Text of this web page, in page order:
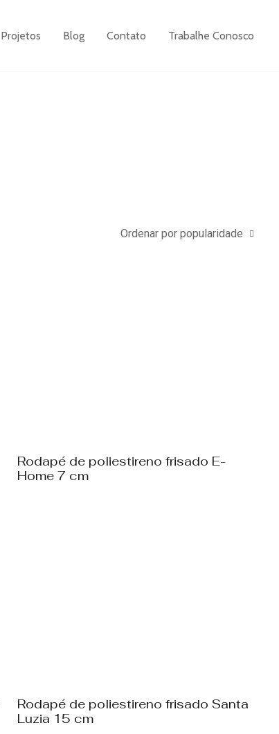
Projetos Blog Contato Trabalhe Conosco
Ordenar por popularidade
Rodapé de poliestireno frisado E-
Home 7 cm
Rodapé de poliestireno frisado Santa
Luzia 15 cm